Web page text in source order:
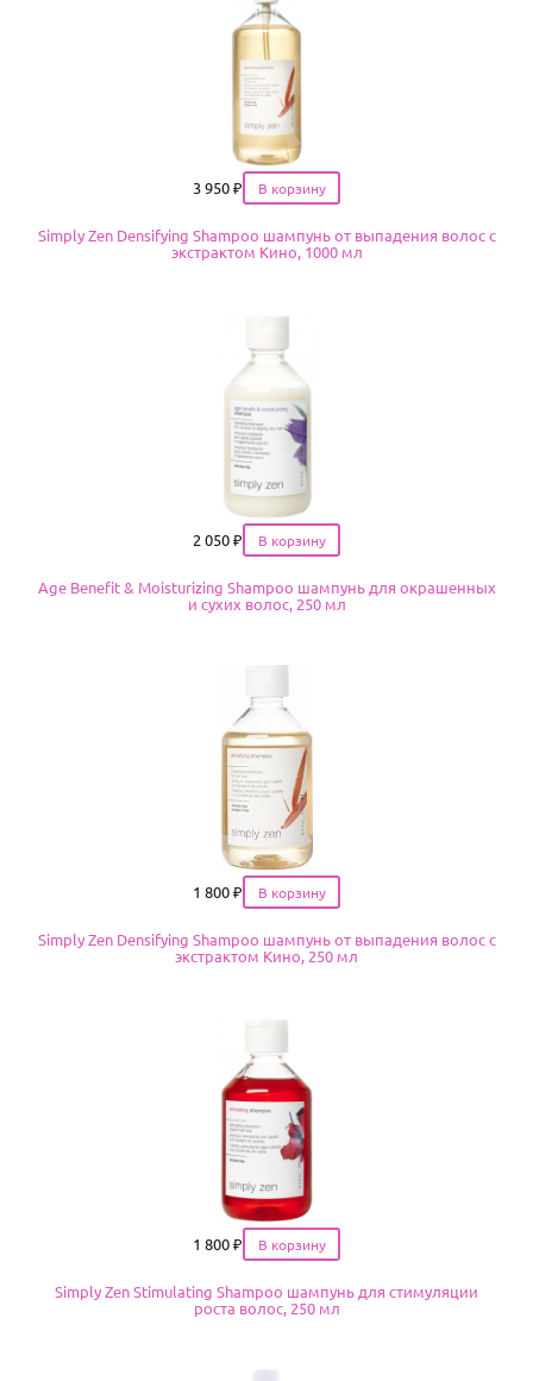
Цена
3 950 ₽
Simply Zen Densifying Shampoo шампунь от выпадения волос с
экстрактом Кино, 1000 мл
Цена
2 050 ₽
Age Benefit & Moisturizing Shampoo шампунь для окрашенных
и сухих волос, 250 мл
Цена
1 800 ₽
Simply Zen Densifying Shampoo шампунь от выпадения волос с
экстрактом Кино, 250 мл
Цена
1 800 ₽
Simply Zen Stimulating Shampoo шампунь для стимуляции
роста волос, 250 мл